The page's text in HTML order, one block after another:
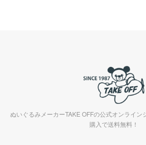
ぬいぐるみメーカーTAKE OFFの公式オンライ
購入で送料無料！